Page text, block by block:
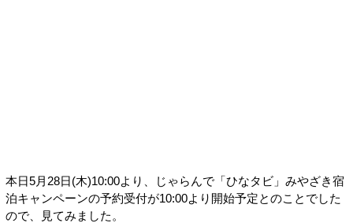
本日5月28日(木)10:00より、じゃらんで「ひなタビ」みやざき宿
泊キャンペーンの予約受付が10:00より開始予定とのことでした
ので、見てみました。